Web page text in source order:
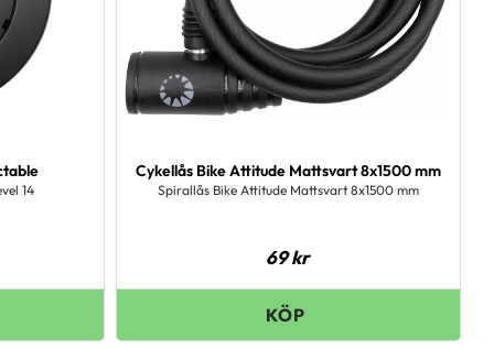
14
Cykellås Bike Attitude Mattsvart 8x1500 mm
Spirallås Bike Attitude Mattsvart 8x1500 mm
69kr